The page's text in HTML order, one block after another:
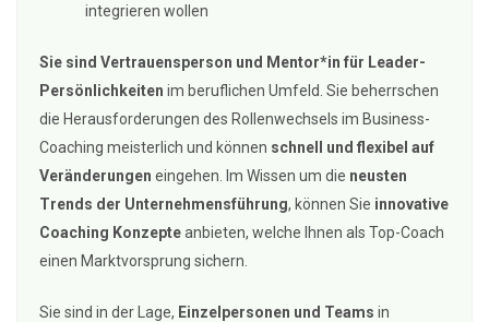
integrieren wollen
Sie sind Vertrauensperson und Mentor*in für Leader-
Persönlichkeiten im beruflichen Umfeld. Sie beherrschen
die Herausforderungen des Rollenwechsels im Business-
Coaching meisterlich und können schnell und flexibel auf
Veränderungen eingehen. Im Wissen um die neusten
Trends der Unternehmensführung, können Sie innovative
Coaching Konzepteanbieten, welche Ihnen als Top-Coach
einen Marktvorsprung sichern.
Sie sind in der Lage, Einzelpersonen und Teams in